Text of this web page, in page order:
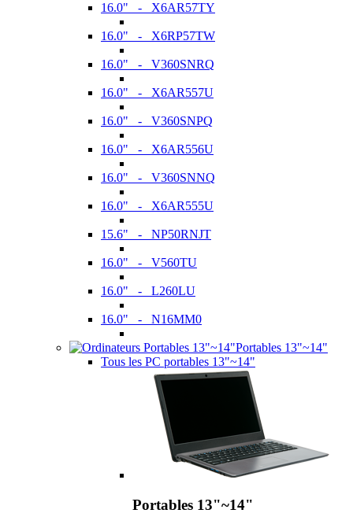
16.0" - X6AR57TY
16.0" - X6RP57TW
16.0" - V360SNRQ
16.0" - X6AR557U
16.0" - V360SNPQ
16.0" - X6AR556U
16.0" - V360SNNQ
16.0" - X6AR555U
15.6" - NP50RNJT
16.0" - V560TU
16.0" - L260LU
16.0" - N16MM0
Portables 13"~14"
Tous les PC portables 13"~14"
Portables 13"~14"